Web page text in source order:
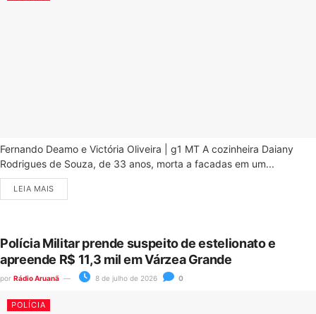
Fernando Deamo e Victória Oliveira | g1 MT A cozinheira Daiany
Rodrigues de Souza, de 33 anos, morta a facadas em um...
LEIA MAIS
Polícia Militar prende suspeito de estelionato e
apreende R$ 11,3 mil em Várzea Grande
por Rádio Aruanã 8 de julho de 2026 0
POLÍCIA